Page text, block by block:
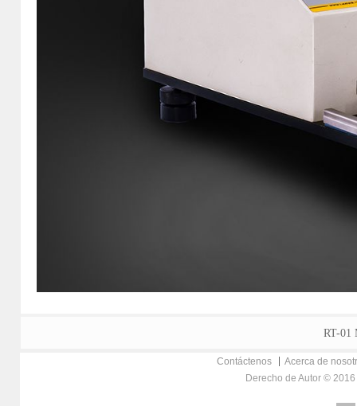
RT-01
Contáctenos
Acerca de
Derecho de Autor ©